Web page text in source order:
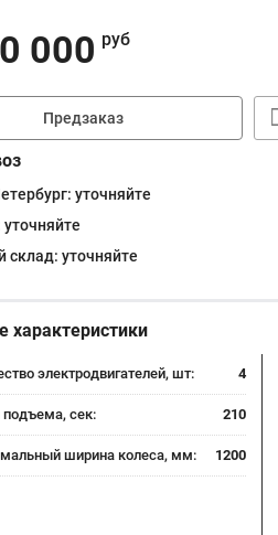
000 руб
Предзаказ
уточняйте
уточняйте
склад: уточняйте
характеристики
электродвигателей, шт: 4
сек: 210
ширина колеса, мм: 1200